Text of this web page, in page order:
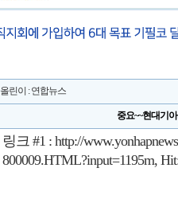
올린이 : 연합뉴스
중요~~현대기
링크 #1 :http://
800009.HTML?input=1195m,